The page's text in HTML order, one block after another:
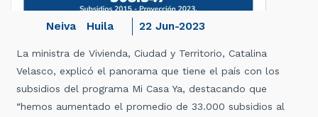
Huila
Neiva 22 Jun-2023
La ministra de Vivienda, Ciudad y Territorio, Catalina
Velasco, explicó el panorama que tiene el país con los
subsidios del programa Mi Casa Ya, destacando que
“hemos aumentado el promedio de 33.000 subsidios al